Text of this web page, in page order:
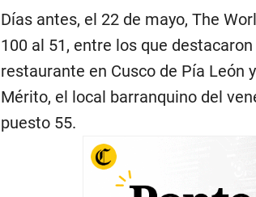
Días antes, el 22 de mayo, The
100 al 51, entre los que
restaurante en Cusco de Pía León
Mérito, el local barranquino del
puesto 55.